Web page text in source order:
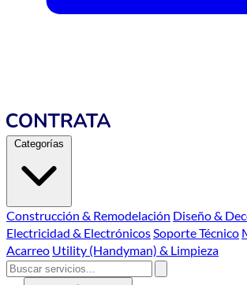
Categorías
Construcción & Remodelación Diseño &
Electricidad & ElectrónicosSoporte Técnico
Acarreo Utility (Handyman) & Limpieza